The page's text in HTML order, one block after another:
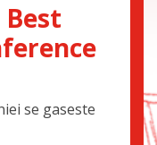
se gaseste